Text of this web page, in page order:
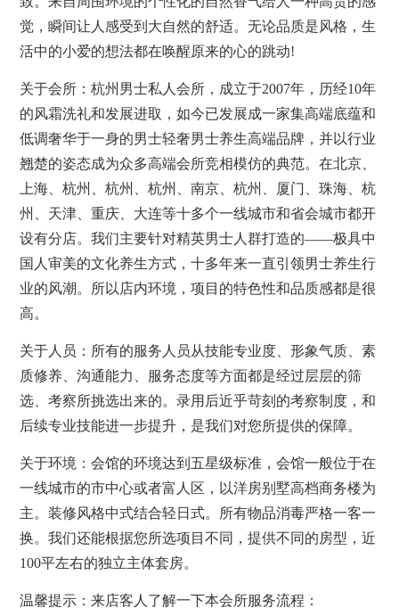
觉，瞬间让人感受到大自然的舒适。无论品质是风格，生
活中的小爱的想法都在唤醒原来的心的跳动!
关于会所：杭州男士私人会所，成立于2007年，历经10年
的风霜洗礼和发展进取，如今已发展成一家集高端底蕴和
低调奢华于一身的男士轻奢男士养生高端品牌，并以行业
翘楚的姿态成为众多高端会所竞相模仿的典范。在北京、
上海、杭州、杭州、杭州、南京、杭州、厦门、珠海、杭
州、天津、重庆、大连等十多个一线城市和省会城市都开
设有分店。我们主要针对精英男士人群打造的——极具中
国人审美的文化养生方式，十多年来一直引领男士养生行
业的风潮。所以店内环境，项目的特色性和品质感都是很
高。
关于人员：所有的服务人员从技能专业度、形象气质、素
质修养、沟通能力、服务态度等方面都是经过层层的筛
选、考察所挑选出来的。录用后近乎苛刻的考察制度，和
后续专业技能进一步提升，是我们对您所提供的保障。
关于环境：会馆的环境达到五星级标准，会馆一般位于在
一线城市的市中心或者富人区，以洋房别墅高档商务楼为
主。装修风格中式结合轻日式。所有物品消毒严格一客一
换。我们还能根据您所选项目不同，提供不同的房型，近
100平左右的独立主体套房。
温馨提示：来店客人了解一下本会所服务流程：